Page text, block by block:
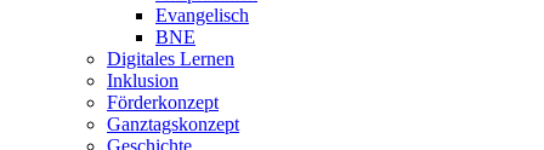
Evangelisch
BNE
Digitales Lernen
Inklusion
Förderkonzept
Ganztagskonzept